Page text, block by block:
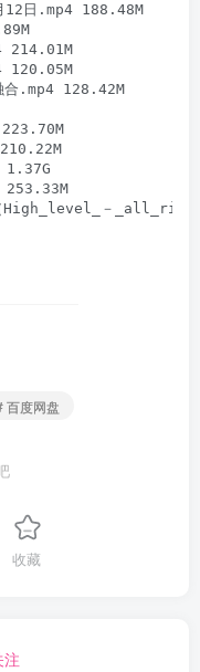
12日.mp4 188.48M
214.01M
120.05M
合.mp4 128.42M
223.70M
1.37G
百度网盘
收藏
注